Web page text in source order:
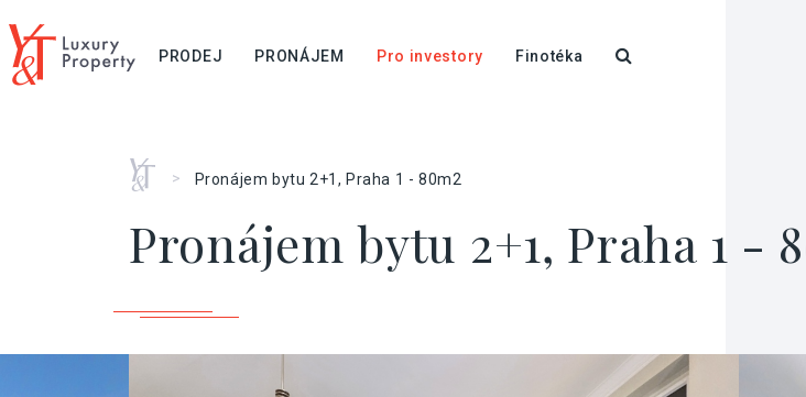
PRODEJ PRONÁJEM Pro investory Finotéka
Home
> Pronájem bytu 2+1, Praha 1 - 80m2
Pronájem bytu 2+1, Praha 1 -